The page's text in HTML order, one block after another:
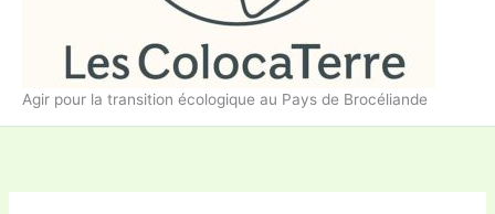
Agir pour la transition écologique au Pays de Brocéliande